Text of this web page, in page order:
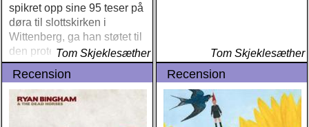
spikret opp sine 95 teser på
døra til slottskirken i
Wittenberg, ga han støtet til
den protestantiske kirken
Tom Skjeklesæther Tom Skjeklesæther
Recension Recension